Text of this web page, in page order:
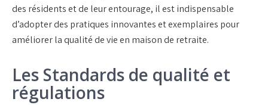
des résidents et de leur entourage, il est indispensable
d’adopter des pratiques innovantes et exemplaires pour
améliorer la qualité de vie en maison de retraite.
Les Standards de qualité et
régulations